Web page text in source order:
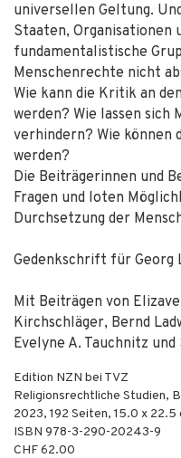
universellen Geltung.
Staaten, Organisationen
fundamentalistische
Menschenrechte nicht
Wie kann die Kritik an
werden? Wie lassen
verhindern? Wie können
werden?
Die Beiträgerinnen und
Fragen und loten
Durchsetzung der
Gedenkschrift für Georg
Mit Beiträgen von
Kirchschläger, Bernd
Evelyne A. Tauchnitz
Edition NZN bei TVZ
Religionsrechtliche Studien,
2023, 192 Seiten, 15.0 x 22.5
ISBN 978-3-290-20243-9
CHF 62.00